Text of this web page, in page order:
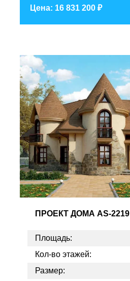
Цена: 16 831 200 ₽
ПРОЕКТ ДОМА AS-2219
Площадь:
Кол-во этажей:
Размер: